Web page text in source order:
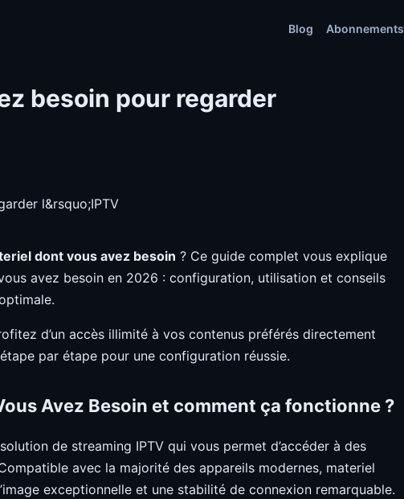
Blog Abonnements
besoin pour regarder
dont vous avez besoin ? Ce guide complet vous explique
avez besoin en 2026 : configuration, utilisation et conseils
d’un accès illimité à vos contenus préférés directement
par étape pour une configuration réussie.
Avez Besoin et comment ça fonctionne ?
de streaming IPTV qui vous permet d’accéder à des
avec la majorité des appareils modernes, materiel
exceptionnelle et une stabilité de connexion remarquable.